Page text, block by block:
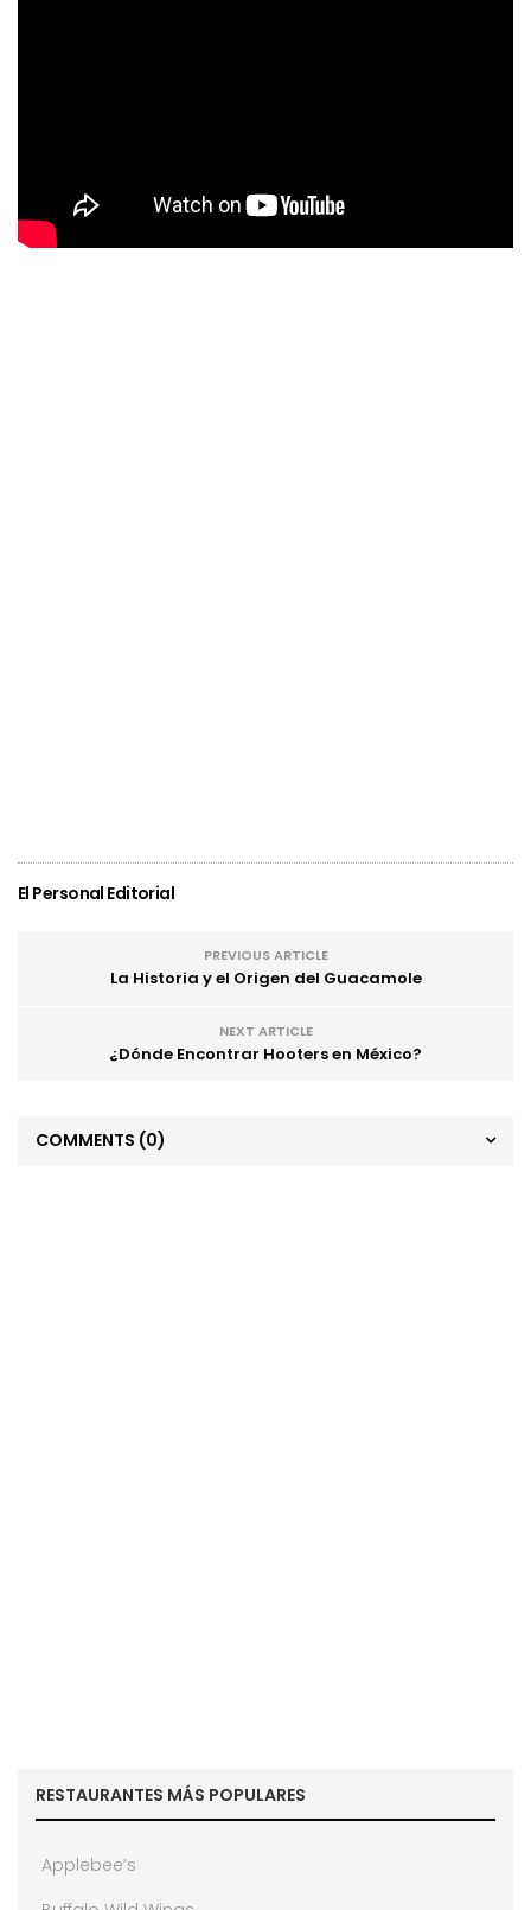
El Personal Editorial
PREVIOUS ARTICLE
La Historia y el Origen del Guacamole
NEXT ARTICLE
¿Dónde Encontrar Hooters en México?
COMMENTS (0)
RESTAURANTES MÁS POPULARES
Applebee’s